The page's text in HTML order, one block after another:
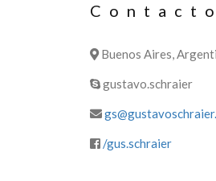
Contacto
Buenos Aires,
gustavo.schraier
/gus.schraier